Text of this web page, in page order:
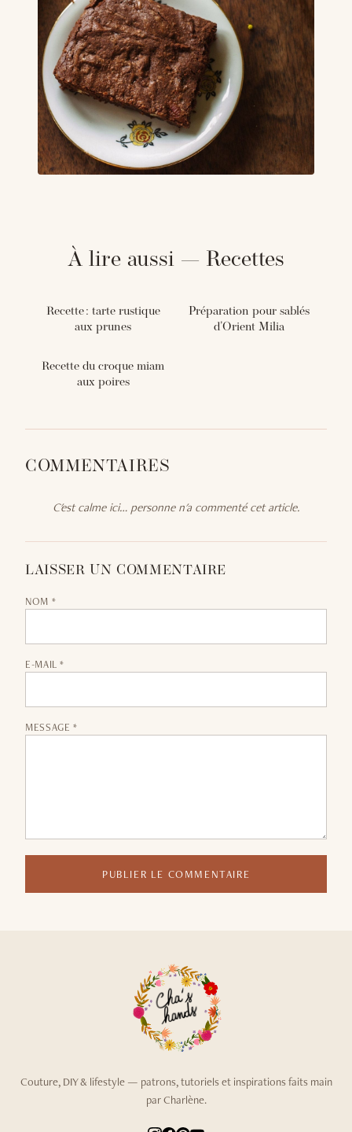
À lire aussi — Recettes
Recette : tarte rustique
aux prunes
Préparation pour sablés
d'Orient Milia
Recette du croque miam
aux poires
COMMENTAIRES
C'est calme ici… personne n'a commenté cet article.
LAISSER UN COMMENTAIRE
NOM *
E-MAIL *
MESSAGE *
PUBLIER LE COMMENTAIRE
Couture, DIY & lifestyle — patrons, tutoriels et inspirations faits main
par Charlène.